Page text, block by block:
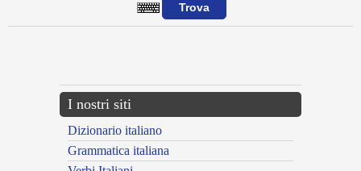
I nostri siti
Dizionario italiano
Grammatica italiana